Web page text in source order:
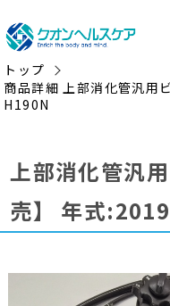
トップ
商品詳細 上部消化管汎用
H190N
上部消化管汎
売】
年式:2019